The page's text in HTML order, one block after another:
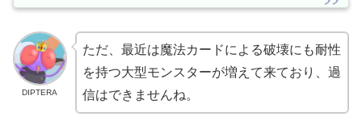
DIPTERA
ただ、最近は魔法カードによる破壊にも耐性
を持つ大型モンスターが増えて来ており、過
信はできませんね。